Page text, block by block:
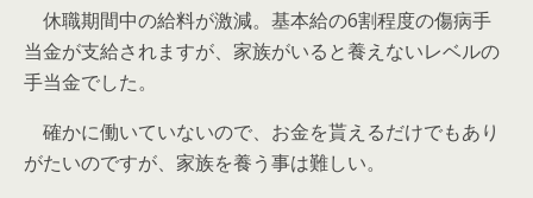
休職期間中の給料が激減。基本給の6割程度の傷病手
当金が支給されますが、家族がいると養えないレベルの
手当金でした。
確かに働いていないので、お金を貰えるだけでもあり
がたいのですが、家族を養う事は難しい。